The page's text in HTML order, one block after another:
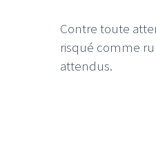
Contre toute
risqué comme
attendus.